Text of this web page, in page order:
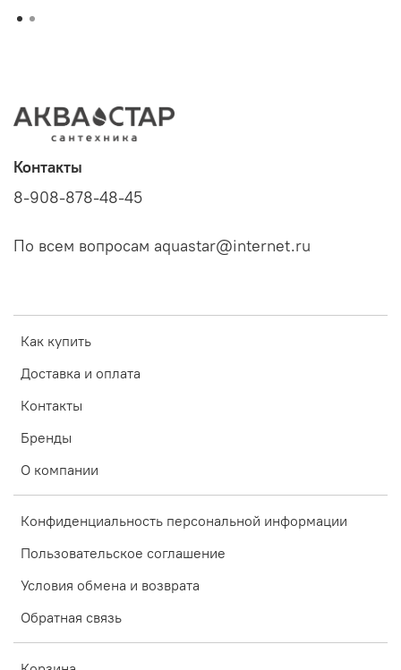
Как купить
Доставка и оплата
Контакты
Бренды
О компании
Конфиденциальность персональной информации
Пользовательское соглашение
Условия обмена и возврата
Обратная связь
Контакты
8-908-878-48-45
По всем вопросам aquastar@internet.ru